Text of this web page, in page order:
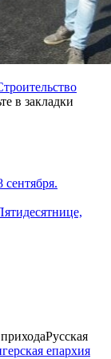
в закладки
сентября.
Русская
епархия